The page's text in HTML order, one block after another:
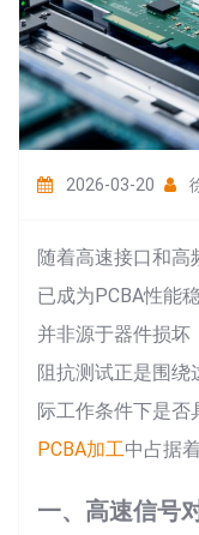
2026-03-20
随着高速接口和高
已成为PCBA性能
并非源于器件损坏
阻抗测试正是围绕
际工作条件下是否
PCBA加工中占据
一、高速信号